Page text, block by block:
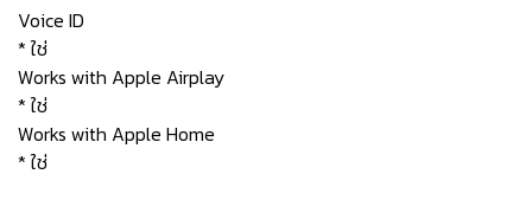
Voice ID
* ใช่
Works with Apple Airplay
* ใช่
Works with Apple Home
* ใช่